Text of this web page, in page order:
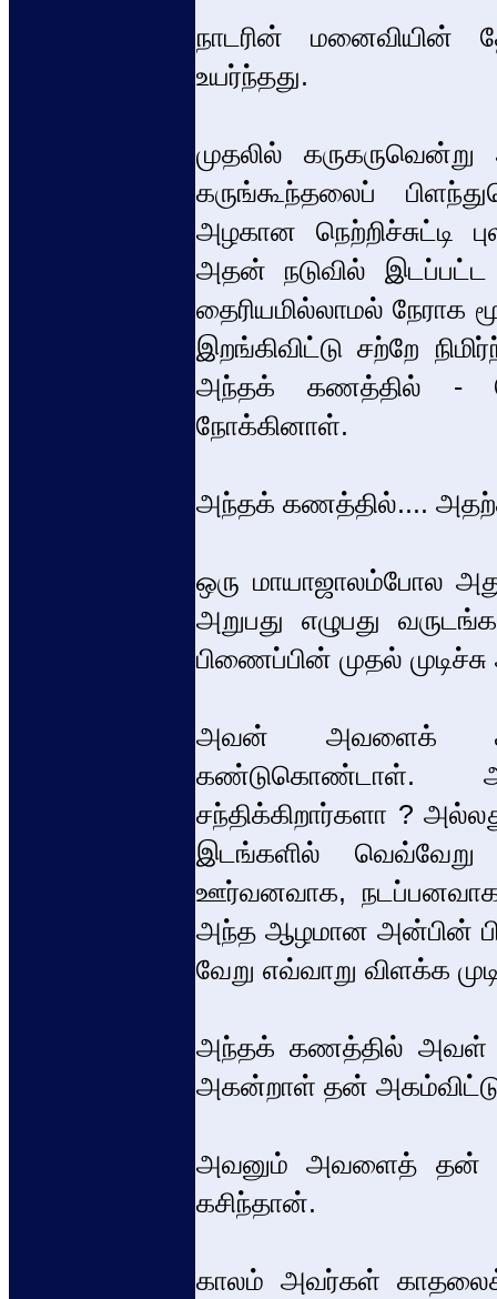
நாடரின் மனைவியின்
உயர்ந்தது.
முதலில்
கருங்கூந்தலைப்
அழகான நெற்றிச்சுட்டி
அதன் நடுவில் இடப்பட்ட
தைரியமில்லாமல் நேராக
இறங்கிவிட்டு சற்றே
அந்தக் கணத்தில் -
நோக்கினாள்.
அந்தக் கணத்தில்....
ஒரு மாயாஜாலம்போல
அறுபது எழுபது
பிணைப்பின் முதல்
அவன் அவளைக்
கண்டுகொண்டாள்.
சந்திக்கிறார்களா ?
இடங்களில்
ஊர்வனவாக, நடப்பனவாக
அந்த ஆழமான அன்பின்
வேறு எவ்வாறு விளக்க
அந்தக் கணத்தில் அவள்
அகன்றாள் தன்
அவனும் அவளைத் தன்
கசிந்தான்.
காலம் அவர்கள்